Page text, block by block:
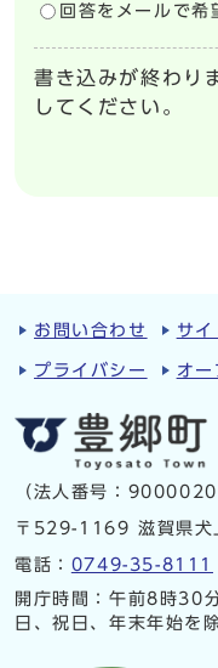
回答をメールで希
書き込みが終わり
してください。
お問い合わせ サイ
プライバシー オー
（法人番号：
〒529-1169 滋賀県犬
電話： 0749-35-8111
開庁時間：午前8時30
日、祝日、年末年始を